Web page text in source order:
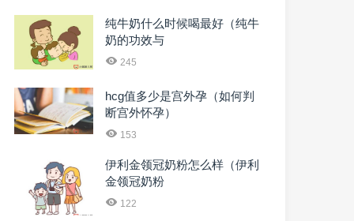
纯牛奶什么时候喝最好（纯牛
奶的功效与
245
hcg值多少是宫外孕（如何判
断宫外怀孕）
153
伊利金领冠奶粉怎么样（伊利
金领冠奶粉
122